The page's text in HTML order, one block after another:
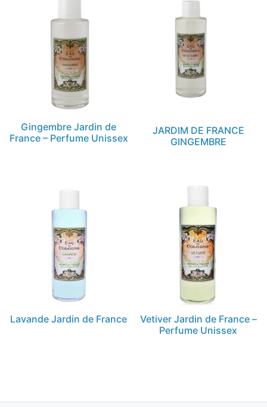
Gingembre Jardin de
France – Perfume Unissex
JARDIM DE FRANCE
GINGEMBRE
Lavande Jardin de France
Vetiver Jardin de France –
Perfume Unissex